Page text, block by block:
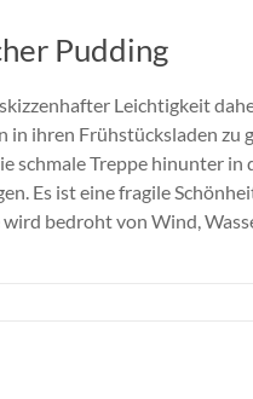
Pudding
Leichtigkeit
ihren Frühstücksladen zu
schmale Treppe hinunter in
Es ist eine fragile
bedroht von Wind,